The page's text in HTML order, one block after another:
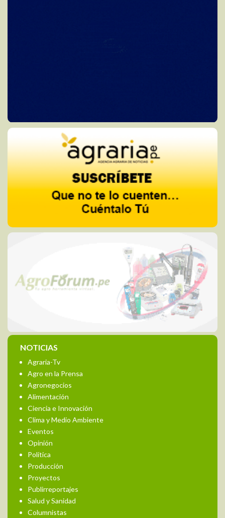
NOTICIAS
Agraria-Tv
Agro en la Prensa
Agronegocios
Alimentación
Ciencia e Innovación
Clima y Medio Ambiente
Eventos
Opinión
Política
Producción
Proyectos
Publirreportajes
Salud y Sanidad
Columnistas